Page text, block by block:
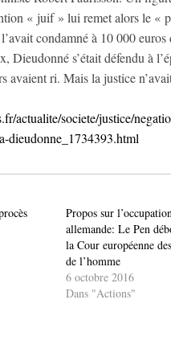
« juif » lui remet alors le «
condamné à 10 000
Dieudonné s’était défendu à
avaient ri. Mais la justice
actualite/societe/justice/
dieudonne_1734393.html
Propos sur
allemande: Le Pen
la Cour européenne
de l’homme
6 octobre 2016
Dans "Actions"